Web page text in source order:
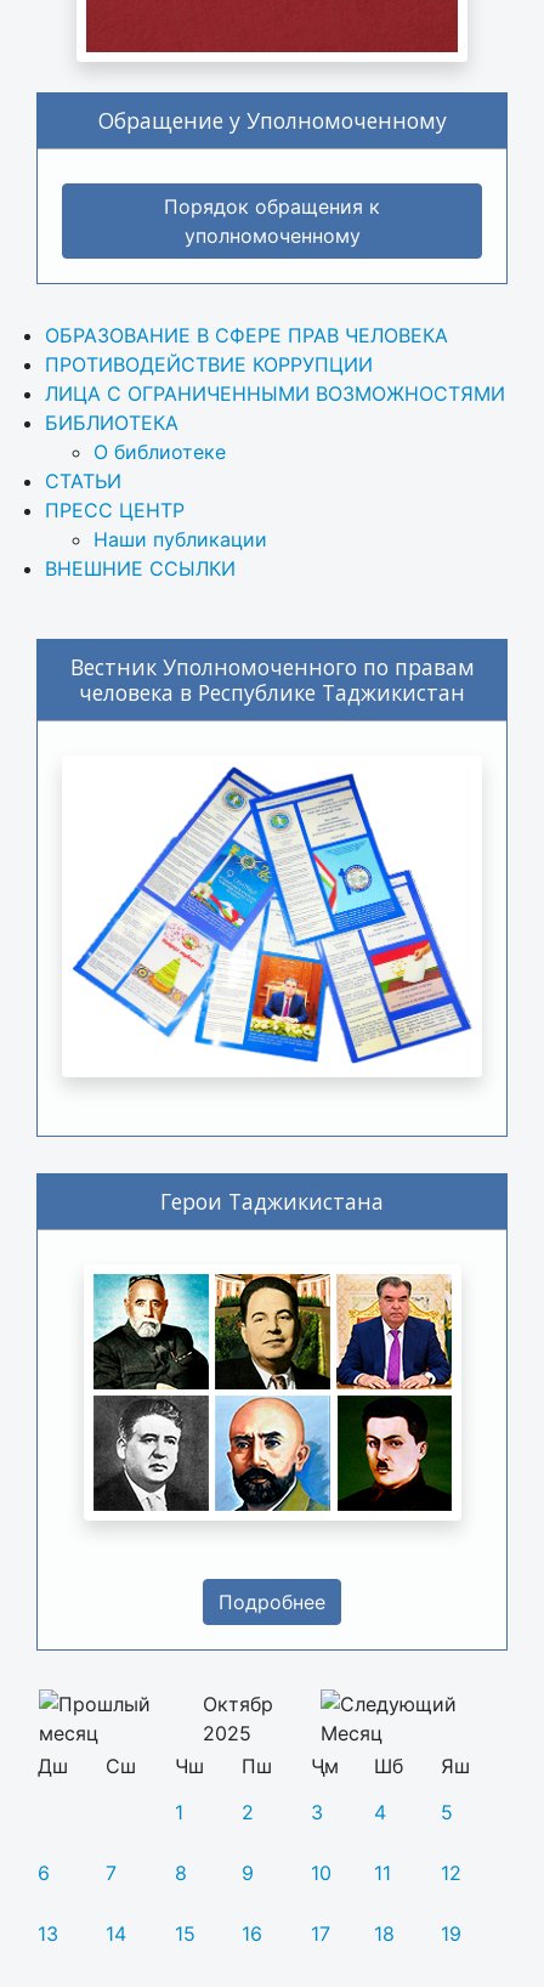
Обращение у Уполномоченному
Порядок обращения к
уполномоченному
ОБРАЗОВАНИЕ В СФЕРЕ ПРАВ ЧЕЛОВЕКА
ПРОТИВОДЕЙСТВИЕ КОРРУПЦИИ
ЛИЦА С ОГРАНИЧЕННЫМИ ВОЗМОЖНОСТЯМИ
БИБЛИОТЕКА
О библиотеке
СТАТЬИ
ПРЕСС ЦЕНТР
Наши публикации
ВНЕШНИЕ ССЫЛКИ
Вестник Уполномоченного по правам
человека в Республике Таджикистан
Герои Таджикистана
Подробнее
Октябр
2025
Дш
Сш Чш Пш Ҷм Шб
Яш
1
2 3 4 5
6 7 8 9 10 11 12
13 14 15 16 17 18 19